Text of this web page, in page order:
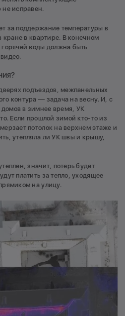
не исправен.
за поддержание температуры в
кране в квартире. В конечном
горячей воды должна быть
видео.
подъездов, межпанельных
контура — задача на весну. И, с
в зимнее время, УК
Если прошлой зимой кто-то из
потолок на верхнем этаже и
утепляла ли УК швы и крышу,
значит, потерь будет
платить за тепло, уходящее
на улицу.